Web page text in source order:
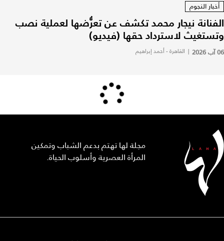
أخبار النجوم
الفنانة نيجار محمد تكشف عن تعرُّضها لعملية نصب
وتستغيث لاسترداد حقها (فيديو)
06 آب 2026 | القاهرة - أحمد إبراهيم
مجلة لها تهتم بدعم الشباب وتمكين
المرأة العصرية وأسلوب الحياة.